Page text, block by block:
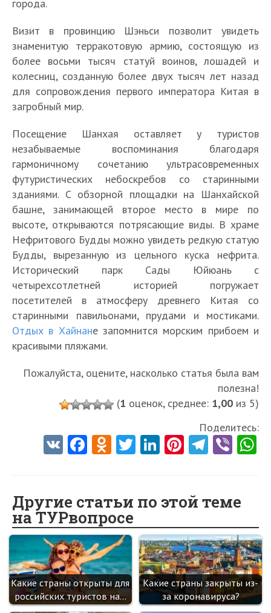
города.
Визит в провинцию Шэньси позволит увидеть
знаменитую терракотовую армию, состоящую из
более восьми тысяч статуй воинов, лошадей и
колесниц, созданную более двух тысяч лет назад
для сопровождения первого императора Китая в
загробный мир.
Посещение Шанхая оставляет у туристов
незабываемые воспоминания благодаря
гармоничному сочетанию ультрасовременных
футуристических небоскребов со старинными
зданиями. С обзорной площадки на Шанхайской
башне, занимающей второе место в мире по
высоте, открываются потрясающие виды. В храме
Нефритового Будды можно увидеть редкую статую
Будды, вырезанную из цельного куска нефрита.
Исторический парк Сады Юйюань с
четырехсотлетней историей погружает
посетителей в атмосферу древнего Китая со
старинными павильонами, прудами и мостиками.
Отдых в Хайнане запомнится морским прибоем и
красивыми пляжами.
Пожалуйста, оцените, насколько статья была вам
полезна!
(1 оценок, среднее: 1,00 из 5)
Поделитесь:
V Fa
o
o
k
O
o
kl
as
sn
ik
i
T
er
Li
dI
n
Pi
es
t
Te
a
m
Vi
Другие статьи по этой теме
на ТУРвопросе
Какие страны открыты для
российских туристов на…
Какие страны закрыты из-
за коронавируса?